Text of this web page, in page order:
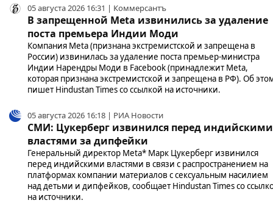
05 августа 2026 16:31 | Коммерсантъ
В запрещенной Meta извинились за удаление
поста премьера Индии Моди
Компания Meta (признана экстремистской и запрещена в
России) извинилась за удаление поста премьер-министра
Индии Нарендры Моди в Facebook (принадлежит Meta,
которая признана экстремистской и запрещена в РФ). Об
пишет Hindustan Times со ссылкой на источники.
05 августа 2026 16:18 | РИА Новости
СМИ: Цукерберг извинился перед индийскими
властями за дипфейки
Генеральный директор Meta* Марк Цукерберг извинился
перед индийскими властями в связи с распространением на
платформах компании материалов с сексуальным насилием
над детьми и дипфейков, сообщает Hindustan Times со
на источники.